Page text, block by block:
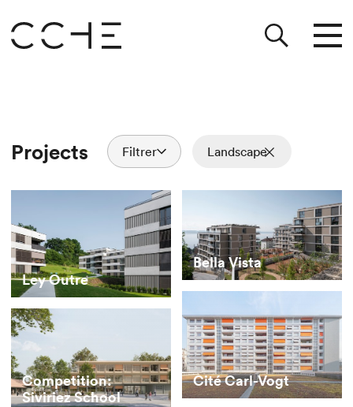
Projects Filtrer Landscape
Ley Outre
Bella Vista
Cité Carl-Vogt
Competition:
Siviriez School